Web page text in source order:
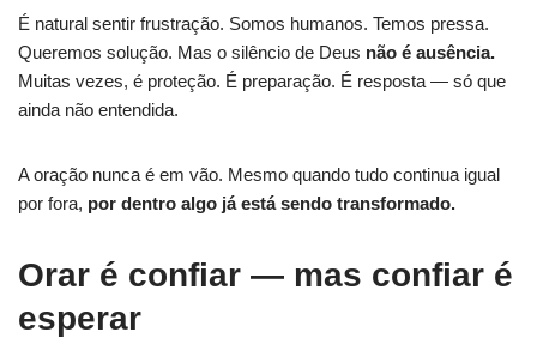
É natural sentir frustração. Somos humanos. Temos pressa.
Queremos solução. Mas o silêncio de Deus não é ausência.
Muitas vezes, é proteção. É preparação. É resposta — só que
ainda não entendida.
A oração nunca é em vão. Mesmo quando tudo continua igual
por fora, por dentro algo já está sendo transformado.
Orar é confiar — mas confiar é
esperar